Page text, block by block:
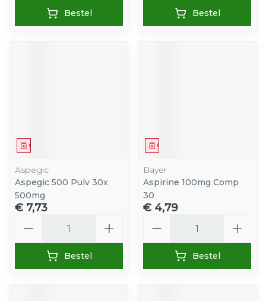
Bestel Bestel
Geneesmiddel
Aspegic
Aspegic 500 Pulv 30x
500mg
€ 7,73
Bestel
Geneesmiddel
Bayer
Aspirine 100mg Comp
30
€ 4,79
Bestel